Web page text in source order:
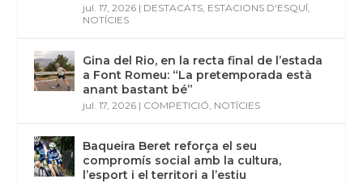
jul. 17, 2026 | DESTACATS ESTACIONS D'ESQUÍ
NOTÍCIES
Gina del Rio, en la recta final de l’estada
a Font Romeu: “La pretemporada està
anant bastant bé”
jul. 17, 2026 | COMPETICIÓ NOTÍCIES
Baqueira Beret reforça el seu
compromís social amb la cultura,
l’esport i el territori a l’estiu